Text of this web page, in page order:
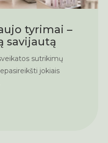
tyrimai –
savijautą
sutrikimų
jokiais